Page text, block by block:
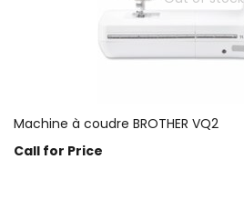
Machine à coudre BROTHER VQ2
Call for Price